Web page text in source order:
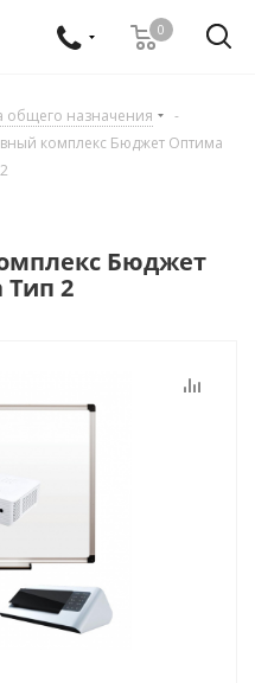
0
общего назначения
-
комплекс Бюджет Оптима
Бюджет
2